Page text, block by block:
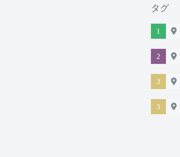
タグ
1
2
3
3